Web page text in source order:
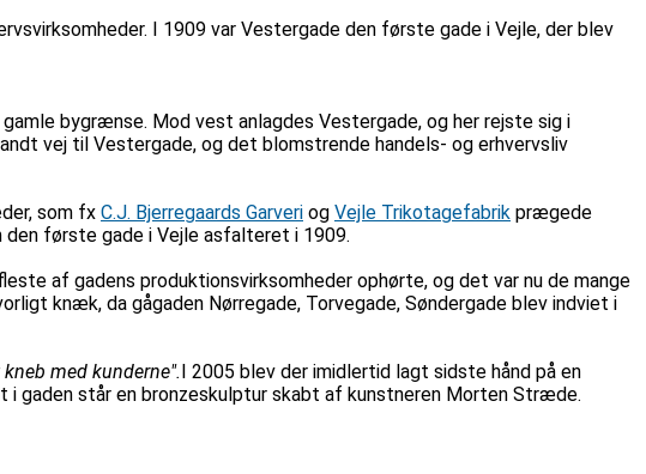
I 1909 var Vestergade den første gade i Vejle, der blev
bygrænse. Mod vest anlagdes Vestergade, og her rejste sig i
vej til Vestergade, og det blomstrende handels- og erhvervsliv
som fx C.J. Bjerregaards Garveri og Vejle Trikotagefabrik prægede
første gade i Vejle asfalteret i 1909.
af gadens produktionsvirksomheder ophørte, og det var nu de mange
knæk, da gågaden Nørregade, Torvegade, Søndergade blev indviet i
med kunderne".I 2005 blev der imidlertid lagt sidste hånd på en
i gaden står en bronzeskulptur skabt af kunstneren Morten Stræde.